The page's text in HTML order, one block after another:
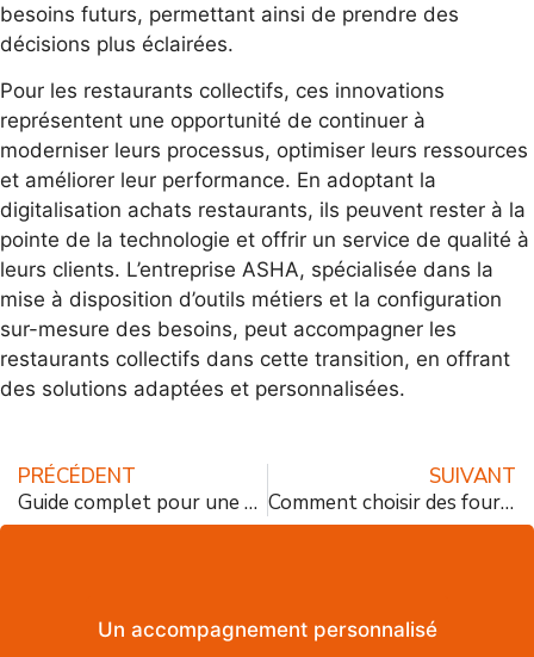
besoins futurs, permettant ainsi de prendre des
décisions plus éclairées.
Pour les restaurants collectifs, ces innovations
représentent une opportunité de continuer à
moderniser leurs processus, optimiser leurs ressources
et améliorer leur performance. En adoptant la
digitalisation achats restaurants, ils peuvent rester à la
pointe de la technologie et offrir un service de qualité à
leurs clients. L’entreprise ASHA, spécialisée dans la
mise à disposition d’outils métiers et la configuration
sur-mesure des besoins, peut accompagner les
restaurants collectifs dans cette transition, en offrant
des solutions adaptées et personnalisées.
PRÉCÉDENT
Guide complet pour une gestion de budget restauration efficace et sans stress
SUIVANT
Comment choisir des fournisseurs durables en restauration : critères et bonnes pratiques
Un accompagnement personnalisé